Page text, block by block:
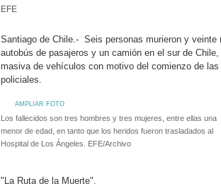
EFE
Santiago de Chile.- Seis personas murieron y veinte
autobús de pasajeros y un camión en el sur de
masiva de vehículos con motivo del comienzo de
policiales.
AMPLIAR FOTO
Los fallecidos son tres hombres y tres mujeres, entre ellas una
menor de edad, en tanto que los heridos fueron trasladados al
Hospital de Los Ángeles. EFE/Archivo
"La Ruta de la Muerte".